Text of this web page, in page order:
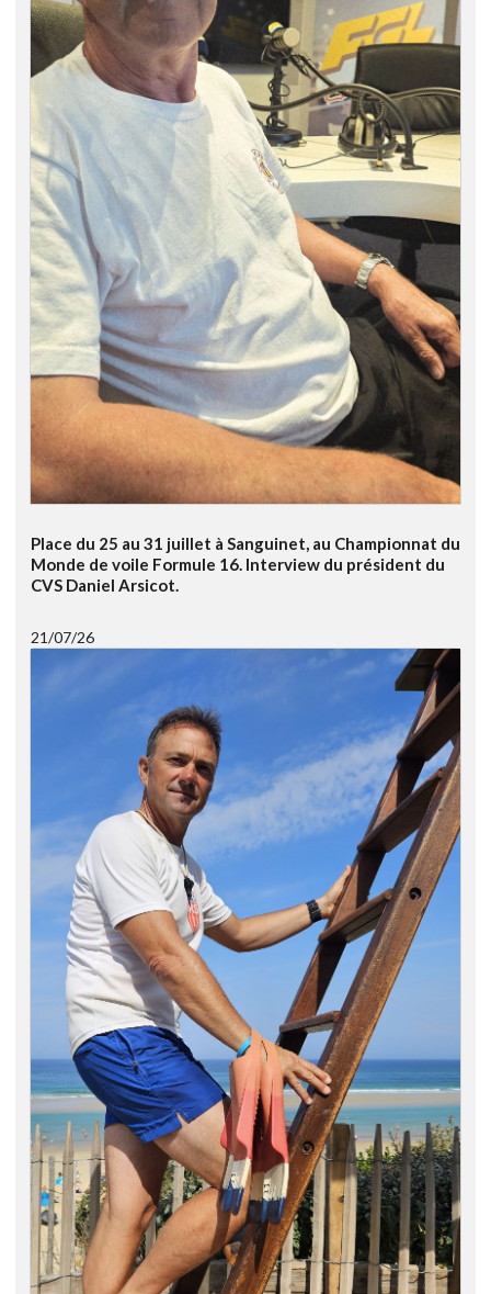
Place du 25 au 31 juillet à Sanguinet, au Championnat du
Monde de voile Formule 16. Interview du président du
CVS Daniel Arsicot.
21/07/26